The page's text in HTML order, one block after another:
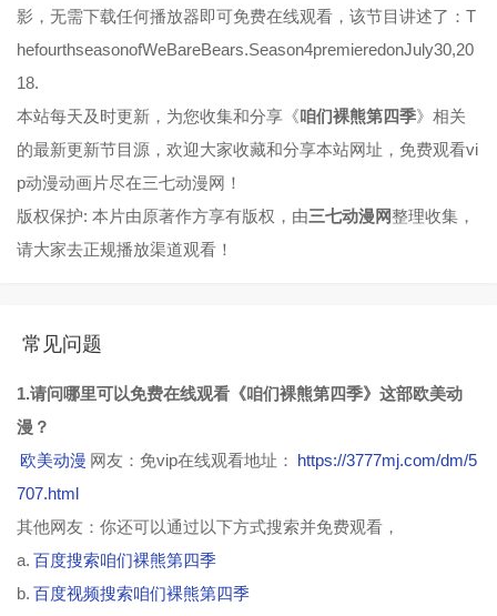
影，无需下载任何播放器即可免费在线观看，该节目讲述了：T
hefourthseasonofWeBareBears.Season4premieredonJuly30,20
18.
本站每天及时更新，为您收集和分享《咱们裸熊第四季》相关
的最新更新节目源，欢迎大家收藏和分享本站网址，免费观看vi
p动漫动画片尽在三七动漫网！
版权保护: 本片由原著作方享有版权，由三七动漫网整理收集，
请大家去正规播放渠道观看！
常见问题
1.请问哪里可以免费在线观看《咱们裸熊第四季》这部欧美动
漫？
欧美动漫 网友：免vip在线观看地址： https://3777mj.com/dm/5
707.html
其他网友：你还可以通过以下方式搜索并免费观看，
a. 百度搜索咱们裸熊第四季
b. 百度视频搜索咱们裸熊第四季